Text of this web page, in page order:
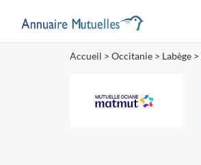
Accueil > Occitanie > Labège >